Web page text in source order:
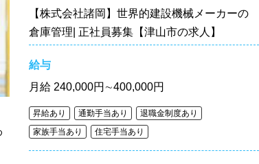
【株式会社諸岡】世界的建設機械メーカーの
倉庫管理| 正社員募集【津山市の求人】
給与
月給 240,000円∼400,000円
昇給あり 通勤手当あり
退職金制度あり
家族手当あり
住宅手当あり